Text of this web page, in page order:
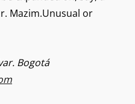
Mazim.Unusual or
Bogotá